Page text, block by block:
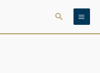
Pesquisar